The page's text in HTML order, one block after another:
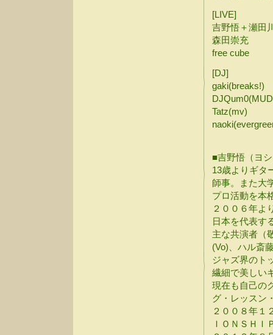
[LIVE]
吉野悟＋瀬田
森田崇充
free cube
[DJ]
gaki(breaks!)
Tatz(mv)
■吉野悟（ヨ
13歳よりギタ
師事。また大
プロ活動を本
２００６年よ
日本を代表す
主な共演者（
(Vo)、ハル斎
ジャズ界のト
繊細で美しい
現在も自己の
グ・レッスン
２００８年１
ＩＯＮＳＨＩ